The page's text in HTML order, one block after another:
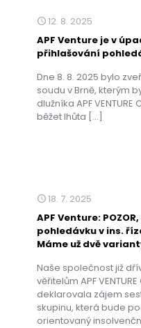
12. 8. 2025
APF Venture je v
přihlašování
Dne 8. 8. 2025 bylo
soudu v Brně, kterým
dlužníka APF VENTURE
běžet lhůta […]
18. 7. 2025
APF Venture:
pohledávku v ins.
Máme už dvě
Naše společnost již
věřitelům APF VENTURE
deklarovala zájem
skupinu, která bude
orientovaný